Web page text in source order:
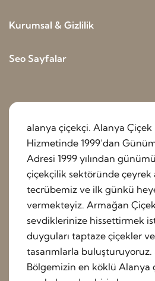
Kurumsal & Gizlilik
Seo Sayfalar
alanya çiçekçi. Alanya
Hizmetinde 1999’dan
Adresi 1999 yılından
çiçekçilik sektöründe çeyrek
tecrübemiz ve ilk günkü
vermekteyiz. Armağan
sevdiklerinize hissettirmek
duyguları taptaze çiçekler
tasarımlarla buluşturuyoruz.
Bölgemizin en köklü Alanya